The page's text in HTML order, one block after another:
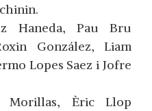
Haneda, Pau Bru
González, Liam
Lopes Saez i Jofre
Morillas, Èric Llop